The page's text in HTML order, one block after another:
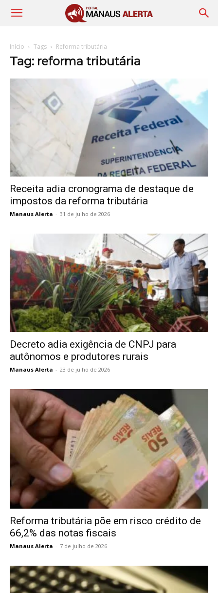
Início Tags Reforma tributária
Tag: reforma tributária
Receita adia cronograma de destaque de
impostos da reforma tributária
Manaus Alerta - 31 de julho de 2026
Decreto adia exigência de CNPJ para
autônomos e produtores rurais
Manaus Alerta - 23 de julho de 2026
Reforma tributária põe em risco crédito de
66,2% das notas fiscais
Manaus Alerta - 7 de julho de 2026